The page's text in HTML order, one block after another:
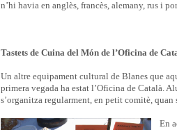
n’hi havia en anglès, francès, alemany, rus i
Tastets de Cuina del Món de l’Oficina de
Un altre equipament cultural de Blanes que
primera vegada ha estat l’Oficina de Català.
s’organitza regularment, en petit comitè, quan
En